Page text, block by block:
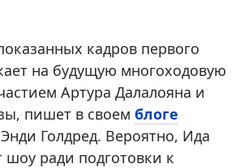
кадров первого
на будущую многоходовую
Артура Далалояна и
пишет в своем блоге
Голдред. Вероятно, Ида
шоу ради подготовки к